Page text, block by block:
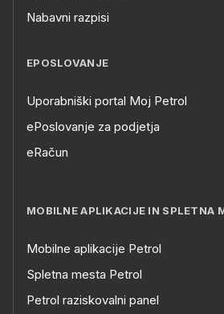
Nabavni razpisi
EPOSLOVANJE
Uporabniški portal Moj Petrol
ePoslovanje za podjetja
eRačun
MOBILNE APLIKACIJE IN SPLETNA
Mobilne aplikacije Petrol
Spletna mesta Petrol
Petrol raziskovalni panel